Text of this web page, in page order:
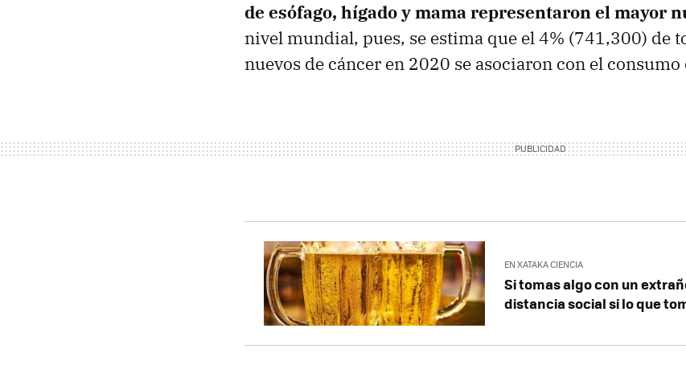
de esófago, hígado y mama representaron el mayor
nivel mundial, pues, se estima que el 4% (741,300) de
nuevos de cáncer en 2020 se asociaron con el consumo
EN XATAKA CIENCIA
Si tomas algo con un
distancia social si lo que